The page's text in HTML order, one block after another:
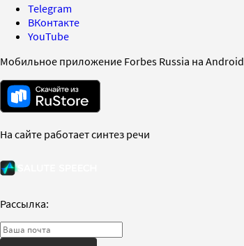
Telegram
ВКонтакте
YouTube
Мобильное приложение Forbes Russia на Android
На сайте работает синтез речи
Рассылка: